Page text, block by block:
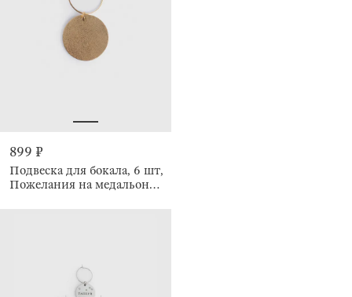
899 ₽
Подвеска для бокала, 6 шт,
Пожелания на медальоне,